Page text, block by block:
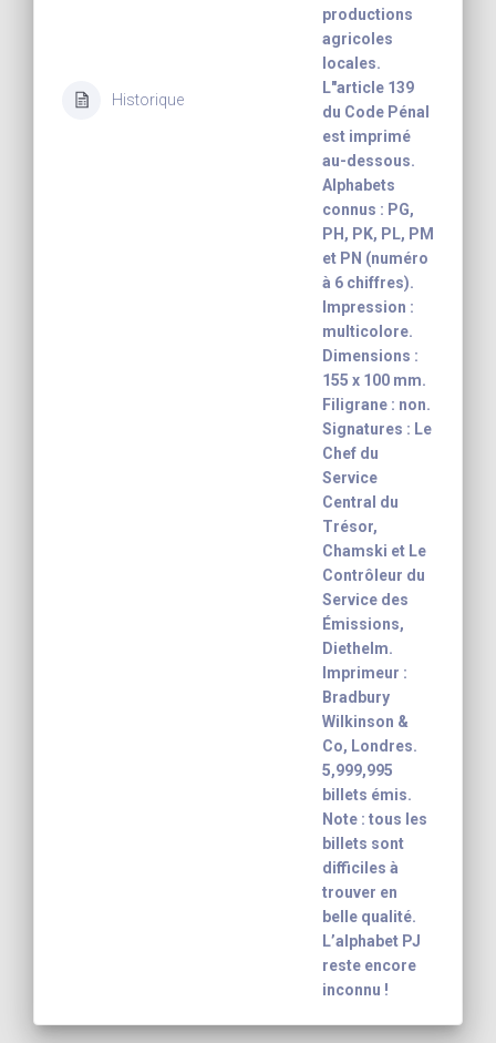
Historique
productions
agricoles
locales.
L"article 139
du Code Pénal
est imprimé
au-dessous.
Alphabets
connus : PG,
PH, PK, PL, PM
et PN (numéro
à 6 chiffres).
Impression :
multicolore.
Dimensions :
155 x 100 mm.
Filigrane : non.
Signatures : Le
Chef du
Service
Central du
Trésor,
Chamski et Le
Contrôleur du
Service des
Émissions,
Diethelm.
Imprimeur :
Bradbury
Wilkinson &
Co, Londres.
5,999,995
billets émis.
Note : tous les
billets sont
difficiles à
trouver en
belle qualité.
L’alphabet PJ
reste encore
inconnu !